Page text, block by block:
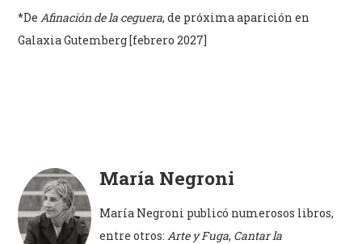
*DeAfinación de la ceguera, de próxima aparición en
Galaxia Gutemberg [febrero 2027]
María Negroni
María Negroni publicó numerosos libros,
entre otros:Arte y Fuga, Cantar la